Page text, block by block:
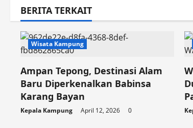
n
a
v
i
g
a
BERITA TERKAIT
Wisata Kampung
Ampan Tepong, Destinasi Alam
Baru Diperkenalkan Babinsa
Karang Bayan
Kepala Kampung April 12, 2026 0